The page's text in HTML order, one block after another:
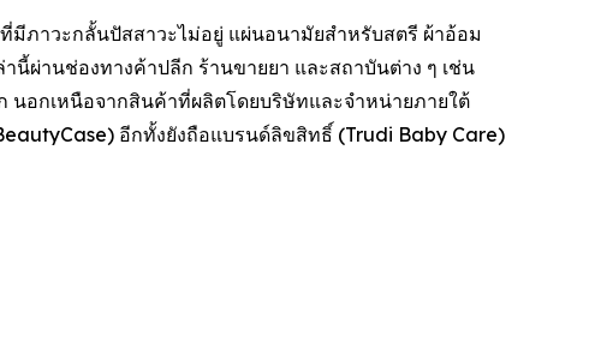
ภาวะกลั้นปัสสาวะไม่อยู่ แผ่นอนามัยสำหรับสตรี ผ้าอ้อม
ผ่านช่องทางค้าปลีก ร้านขายยา และสถาบันต่าง ๆ เช่น
นอกเหนือจากสินค้าที่ผลิตโดยบริษัทและจำหน่ายภายใต้
อีกทั้งยังถือแบรนด์ลิขสิทธิ์ (Trudi Baby Care)